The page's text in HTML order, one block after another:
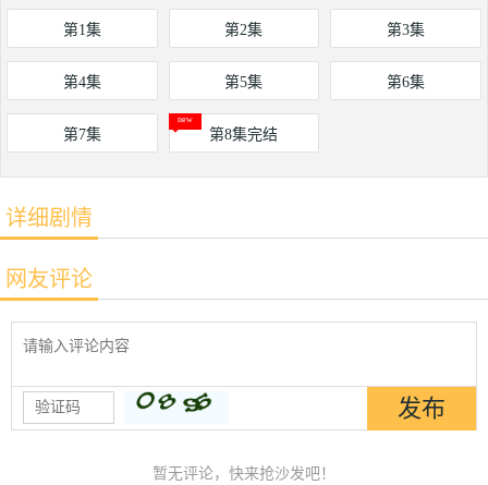
第1集 第2集 第3集
第4集 第5集 第6集
第7集 第8集完结
详细剧情
网友评论
暂无评论，快来抢沙发吧！